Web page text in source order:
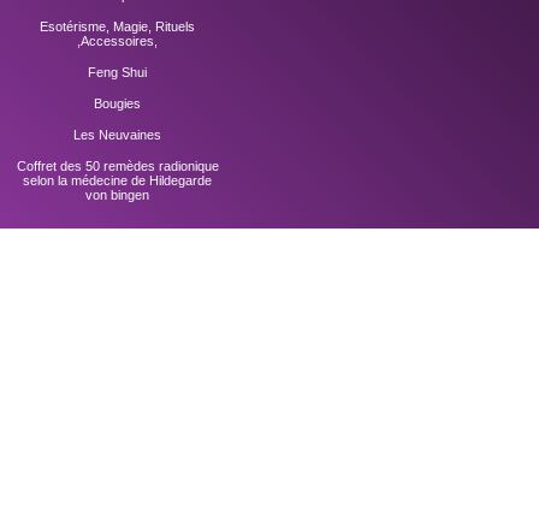
Esotérisme, Magie, Rituels
,Accessoires,
Feng Shui
Bougies
Les Neuvaines
Coffret des 50 remèdes radionique
selon la médecine de Hildegarde
von bingen